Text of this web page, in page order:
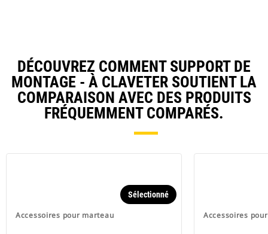
DÉCOUVREZ COMMENT SUPPORT DE
MONTAGE - À CLAVETER SOUTIENT LA
COMPARAISON AVEC DES PRODUITS
FRÉQUEMMENT COMPARÉS.
Accessoires pour marteau
Sélectionné
Accessoires